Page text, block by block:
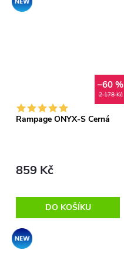
2 178 Kč
–60 %
Rampage ONYX-S Černá
859 Kč
DO KOŠÍKU
Akce